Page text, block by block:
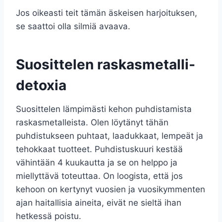
Jos oikeasti teit tämän äskeisen harjoituksen,
se saattoi olla silmiä avaava.
Suosittelen raskasmetalli-
detoxia
Suosittelen lämpimästi kehon puhdistamista
raskasmetalleista. Olen löytänyt tähän
puhdistukseen puhtaat, laadukkaat, lempeät ja
tehokkaat tuotteet. Puhdistuskuuri kestää
vähintään 4 kuukautta ja se on helppo ja
miellyttävä toteuttaa. On loogista, että jos
kehoon on kertynyt vuosien ja vuosikymmenten
ajan haitallisia aineita, eivät ne sieltä ihan
hetkessä poistu.